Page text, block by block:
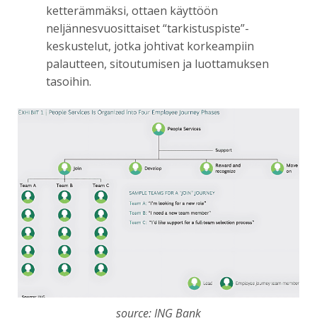
ketterämmäksi, ottaen käyttöön
neljännesvuosittaiset “tarkistuspiste”-
keskustelut, jotka johtivat korkeampiin
palautteen, sitoutumisen ja luottamuksen
tasoihin.
source: ING Bank